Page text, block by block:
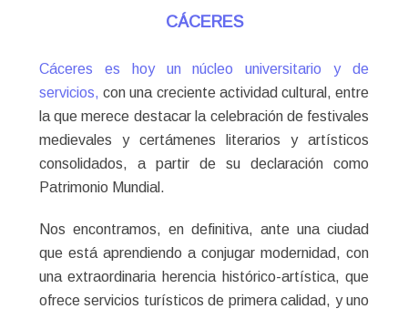
CÁCERES
Cáceres es hoy un núcleo universitario y de
servicios, con una creciente actividad cultural, entre
la que merece destacar la celebración de festivales
medievales y certámenes literarios y artísticos
consolidados, a partir de su declaración como
Patrimonio Mundial.
Nos encontramos, en definitiva, ante una ciudad
que está aprendiendo a conjugar modernidad, con
una extraordinaria herencia histórico-artística, que
ofrece servicios turísticos de primera calidad, y uno